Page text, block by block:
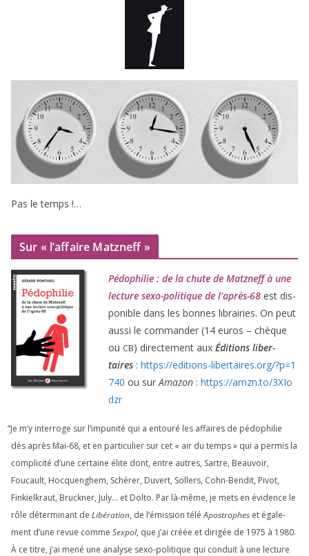
Pas le temps !…
Sur « l’affaire Matzneff »
Pédophilie : de la chute de Matzneff à une
lec­ture sexo-poli­tique de l’après-68 est dis­
po­nible dans les bonnes librai­ries. On peut
aus­si le com­man­der (14 euros – chèque
ou CB) direc­te­ment aux Éditions liber­
taires : https://​edi​tions​-liber​taires​.org/​?​p​=​1
740 ou sur Amazon : https://​amzn​.to/​3​X​I​o​
dzr
“Je m’y inter­roge sur l’impunité qui a entou­ré les affaires de pédo­phi­lie
dès après Mai-68, et en par­ti­cu­lier sur cet « air du temps » qui a per­mis la
com­pli­ci­té d’une cer­taine élite dont, entre autres, Sartre, Beauvoir,
Foucault, Hocquenghem, Schérer, Duvert, Sollers, Cohn-Bendit, Pivot,
Finkielkraut, Bruckner, July… et Dolto. Par là-même, je mets en évi­dence le
rôle déter­mi­nant de Libération, de l’émission téléApostrophes et éga­le­
ment d’une revue comme Sexpol, que j’ai créée et diri­gée de 1975 à 1980.
À ce titre, j’ai mené une ana­lyse sexo-poli­tique qui conduit à une lec­ture